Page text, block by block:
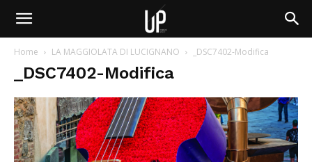
Home LA MAGGIOLATA DI LUCIGNANO _DSC7402-Modifica
_DSC7402-Modifica